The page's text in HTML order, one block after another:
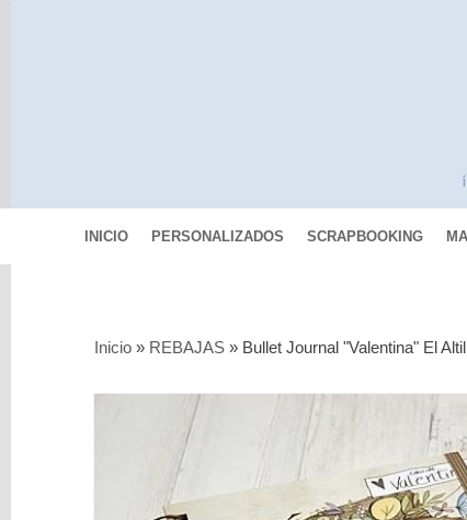
INICIO PERSONALIZADOS SCRAPBOOKING
Inicio » REBAJAS » Bullet Journal "Valentina" El